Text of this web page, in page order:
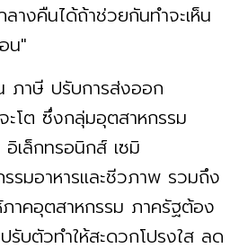
ลางคืนได้ถ้าช่วยกันทำจะเห็น
อน"
ภาษี ปรับการส่งออก
ะโต ซึ่งกลุ่มอุตสาหกรรม
เล็กทรอนิกส์ เซมิ
รมอาหารและชีวภาพ รวมถึง
าคอุตสาหกรรม ภาครัฐต้อง
รับตัวทำให้สะดวกโปรงใส ลด